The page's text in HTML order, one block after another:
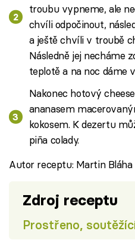
troubu vypneme, ale
chvíli odpočinout,
a ještě chvíli v troubě
Následně jej necháme
teplotě a na noc dáme
Nakonec hotový
ananasem
kokosem. K dezertu
piña colady.
Autor receptu: Martin Bláha
Zdroj receptu
Prostřeno,